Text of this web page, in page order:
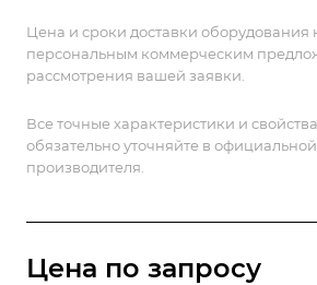
Цена и сроки доставки оборудования
персональным коммерческим
рассмотрения вашей заявки.
Все точные характеристики и
обязательно уточняйте в
производителя.
Цена по запросу